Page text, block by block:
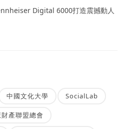
Digital 6000打造震撼動人
中國文化大學 SocialLab
產聯盟總會